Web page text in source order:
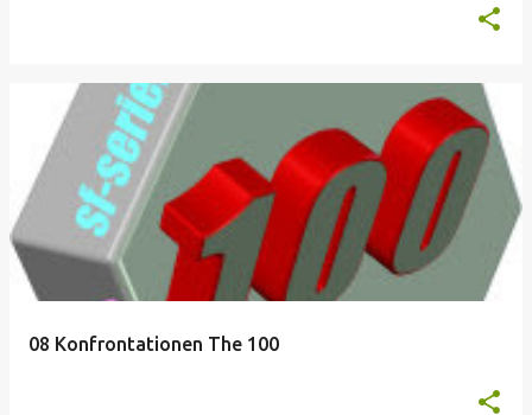
08 Konfrontationen The 100